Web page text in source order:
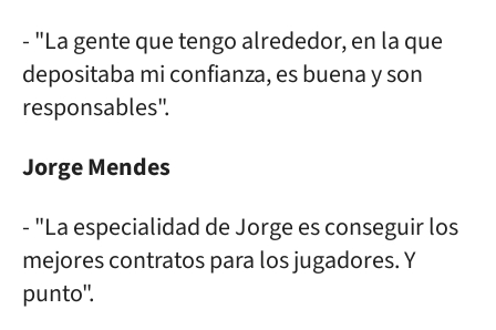
- "La gente que tengo alrededor, en la que
depositaba mi confianza, es buena y son
responsables".
Jorge Mendes
- "La especialidad de Jorge es conseguir los
mejores contratos para los jugadores. Y
punto".